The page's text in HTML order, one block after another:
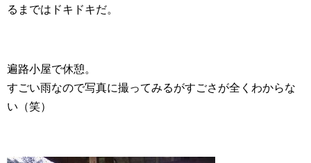
るまではドキドキだ。
遍路小屋で休憩。
すごい雨なので写真に撮ってみるがすごさが全くわからな
い（笑）